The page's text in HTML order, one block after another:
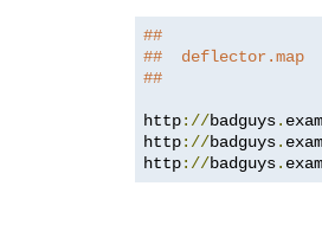
##
##  deflector.map
##
http://badguys.
http://badguys.
http://badguys.